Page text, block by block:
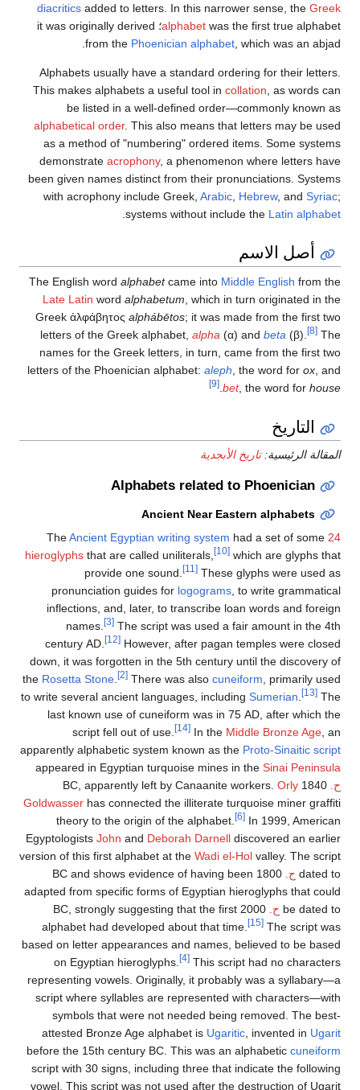
diacritics added to letters. In this narrower sense, the Greek
alphabet was the first true alphabet؛ it was originally derived
from the Phoenician alphabet , which was an abjad.
Alphabets usually have a standard ordering for their letters.
This makes alphabets a useful tool in collation , as words can
be listed in a well-defined order—commonly known as
alphabetical order. This also means that letters may be used
as a method of "numbering" ordered items. Some systems
demonstrate acrophony, a phenomenon where letters have
been given names distinct from their pronunciations. Systems
with acrophony include Greek, Arabic Hebrew, and Syriac;
systems without include the Latin alphabet
أصل الاسم
The English word alphabetcame into Middle English from the
Late Latin word alphabetum , which in turn originated in the
Greek ἀλφάβητος alphábētos; it was made from the first two
letters of the Greek alphabet, alpha (α) and beta (β). [8] The
names for the Greek letters, in turn, came from the first two
letters of the Phoenician alphabet: aleph , the word for ox , and
bet, the word for house
[9]
التاريخ
المقالة الرئيسية:تاريخ الأبجدية
Alphabets related to Phoenician
Ancient Near Eastern alphabets
TheAncient Egyptian writing system had a set of some 24
hieroglyphs that are called uniliterals, [10] which are glyphs that
provide one sound.
[11] These glyphs were used as
pronunciation guides for logograms , to write grammatical
inflections, and, later, to transcribe loan words and foreign
names.
[3] The script was used a fair amount in the 4th
century AD.
[12] However, after pagan temples were closed
down, it was forgotten in the 5th century until the discovery of
the Rosetta Stone [2] There was also cuneiform , primarily used
to write several ancient languages, including Sumerian [13] The
last known use of cuneiform was in 75 AD, after which the
script fell out of use.
[14] In the Middle Bronze Age , an
apparently alphabetic system known as the Proto-Sinaitic script
appeared in Egyptian turquoise mines in the Sinai Peninsula
ح.
Orly
Goldwasser has connected the illiterate turquoise miner graffiti
theory to the origin of the alphabet.
[6] In 1999, American
Egyptologists John and Deborah Darnell discovered an earlier
version of this first alphabet at the Wadi el-Hol valley. The script
dated to ح.
1800 BC and shows evidence of having been
adapted from specific forms of Egyptian hieroglyphs that could
be dated to ح.
2000 BC, strongly suggesting that the first
alphabet had developed about that time.
[15] The script was
based on letter appearances and names, believed to be based
on Egyptian hieroglyphs.
[4] This script had no characters
representing vowels. Originally, it probably was a syllabary—a
script where syllables are represented with characters—with
symbols that were not needed being removed. The best-
attested Bronze Age alphabet is Ugaritic , invented in Ugarit
before the 15th century BC. This was an alphabetic cuneiform
script with 30 signs, including three that indicate the following
vowel. This script was not used after the destruction of Ugarit